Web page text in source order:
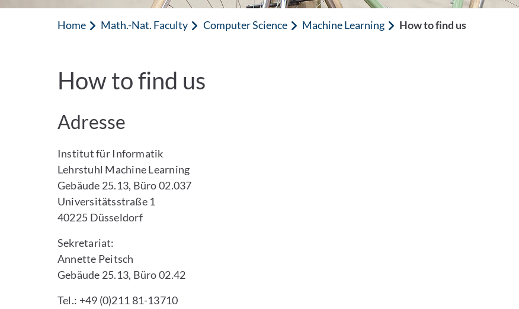
Home Math.-Nat. Faculty Computer Science Machine Learning How to find us
How to find us
Adresse
Institut für Informatik
Lehrstuhl Machine Learning
Gebäude 25.13, Büro 02.037
Universitätsstraße 1
40225 Düsseldorf
Sekretariat:
Annette Peitsch
Gebäude 25.13, Büro 02.42
Tel.: +49 (0)211 81-13710